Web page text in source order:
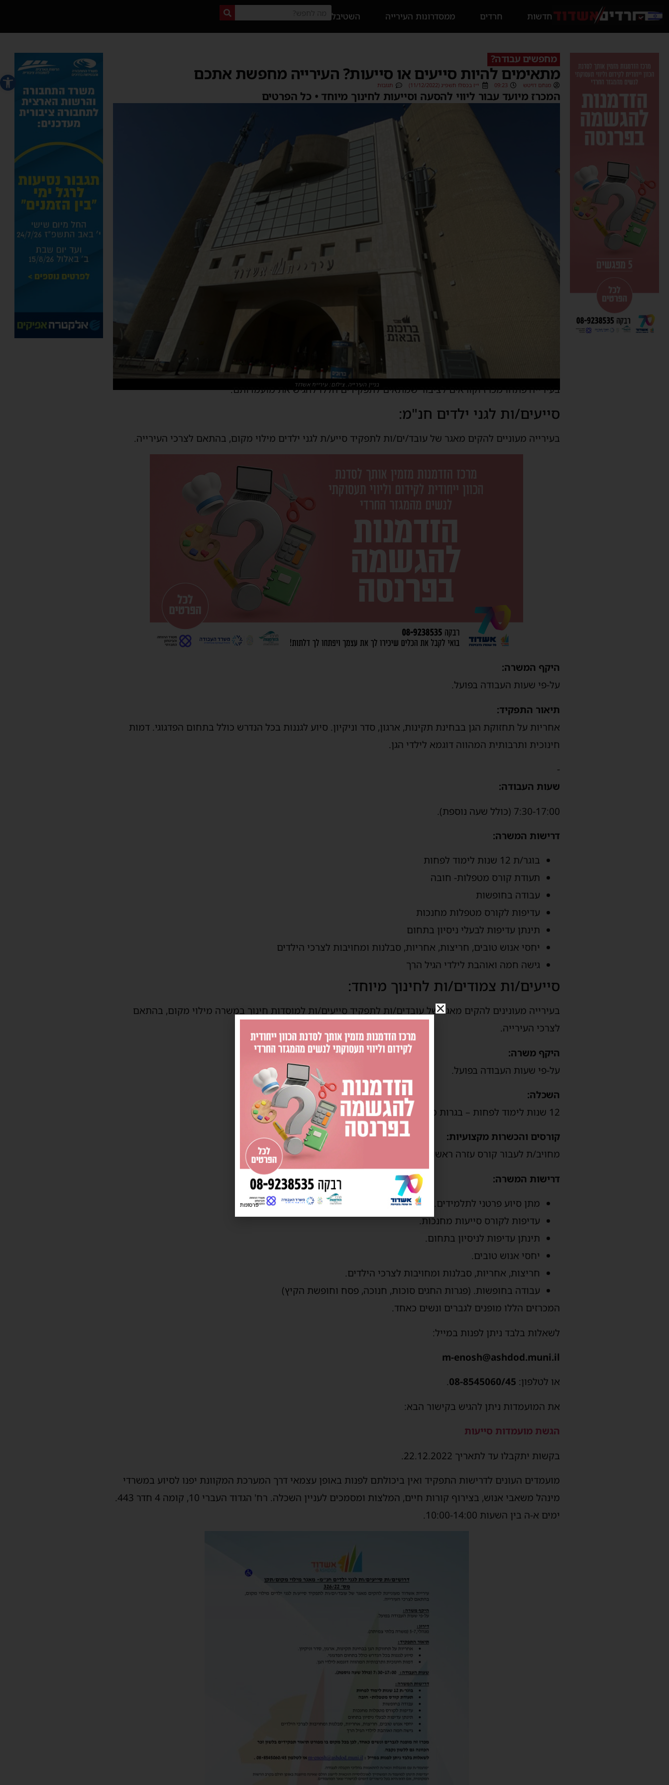
פתח
חדשות חרדים ממסדרונות העירייה השטיבל
מחפשים עבודה?
מתאימים להיות סייעים או סייעות? העירייה מחפשת אתכם
מנחם דויטש 09:23 י״ז בכסלו תשפ״ג (11/12/2022) תגובות
המכרז מיועד עבור ליווי להסעה וסייעות לחינוך מיוחד • כל הפרטים
בניין העירייה. צילום: עיריית אשדוד
בעירייה פתחו מכרז וקוראים לציבור שמתאים לתפקידים הללו להגיש את מועמדותם.
סייעים/ות לגני ילדים חנ"מ:
בעירייה מעוניים להקים מאגר של עובד/ים/ות לתפקיד סייע/ת לגני ילדים מילוי מקום, בהתאם לצרכי העירייה.
היקף המשרה:
על-פי שעות העבודה בפועל.
תיאור התפקיד:
אחריות על תחזוקת הגן בבחינת תקינות, ארגון, סדר וניקיון. סיוע לגננות בכל הנדרש כולל בתחום הפדגוגי. דמות
חינוכית ותרבותית המהווה דוגמא לילדי הגן.
-
שעות העבודה:
7:30-17:00 (כולל שעה נוספת).
דרישות המשרה:
בוגר/ת 12 שנות לימוד לפחות
תעודת קורס מטפלות- חובה
עבודה בחופשות
עדיפות לקורס מטפלות מחנכות
תינתן עדיפות לבעלי ניסיון בתחום
יחסי אנוש טובים, חריצות, אחריות, סבלנות ומחויבות לצרכי הילדים
גישה חמה ואוהבת לילדי הגיל הרך
סייעים/ות צמודים/ות לחינוך מיוחד:
בעירייה מעונינים להקים מאגר של עובדים/ות לתפקיד סייעים/ות למוסדות חינוך במשרה מילוי מקום, בהתאם
לצרכי העירייה.
היקף משרה:
על-פי שעות העבודה בפועל.
השכלה:
12 שנות לימוד לפחות – בגרות מלאה יתרון.
קורסים והכשרות מקצועיות:
מחויב/ת לעבור קורס עזרה ראשונה דרך הרשות.
דרישות המשרה:
מתן סיוע פרטני לתלמידים.
עדיפות לקורס סייעות מחנכות.
תינתן עדיפות לניסיון בתחום.
יחסי אנוש טובים.
חריצות, אחריות, סבלנות ומחויבות לצרכי הילדים.
עבודה בחופשות. (פגרות החגים סוכות, חנוכה, פסח וחופשת הקיץ)
המכרזים הללו מופנים לגברים ונשים כאחד.
לשאלות בלבד ניתן לפנות במייל:
m-enosh@ashdod.muni.il
או לטלפון: 08-8545060/45
.
את המועמדות ניתן להגיש בקישור הבא:
הגשת מועמדות סייעות
בקשות יתקבלו עד לתאריך 22.12.2022.
מועמדים העונים לדרישות התפקיד ואין ביכולתם לפנות באופן עצמאי דרך המערכת המקוונת יפנו לסיוע במשרדי
מינהל משאבי אנוש, בצירוף קורות חיים, המלצות ומסמכים לעניין השכלה. רח' הגדוד העברי 10, קומה 4 חדר 443.
ימים א-ה בין השעות 10:00-14:00.
פרסומת